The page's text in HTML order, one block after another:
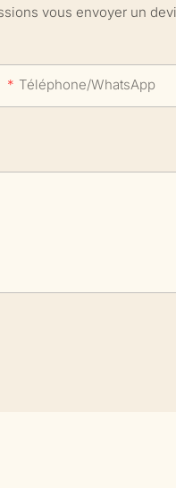
vous envoyer un
Téléphone/WhatsApp